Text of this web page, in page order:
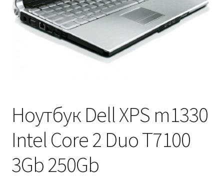
Ноутбук Dell XPS m1330
Intel Core 2 Duo T7100
3Gb 250Gb